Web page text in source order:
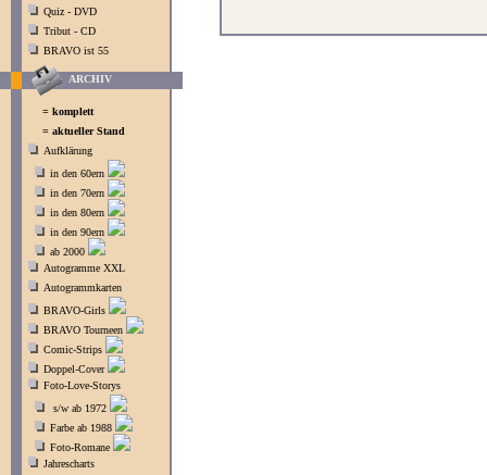
Quiz - DVD
Tribut - CD
BRAVO ist 55
ARCHIV
= komplett
= aktueller Stand
Aufklärung
in den 60ern
in den 70ern
in den 80ern
in den 90ern
ab 2000
Autogramme XXL
Autogrammkarten
BRAVO-Girls
BRAVO Tourneen
Comic-Strips
Doppel-Cover
Foto-Love-Storys
s/w ab 1972
Farbe ab 1988
Foto-Romane
Jahrescharts